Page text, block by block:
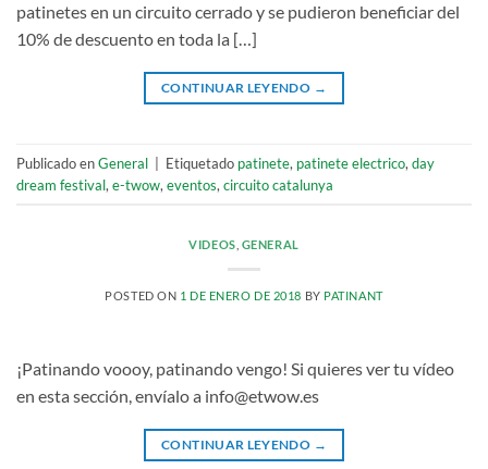
patinetes en un circuito cerrado y se pudieron beneficiar del
10% de descuento en toda la […]
CONTINUAR LEYENDO →
Publicado enGeneral Etiquetado patinete, patinete electrico, day
dream festival, e-twow, eventos, circuito catalunya
VIDEOS GENERAL
POSTED ON 1 DE ENERO DE 2018 BY PATINANT
¡Patinando voooy, patinando vengo! Si quieres ver tu vídeo
en esta sección, envíalo a info@etwow.es
CONTINUAR LEYENDO →